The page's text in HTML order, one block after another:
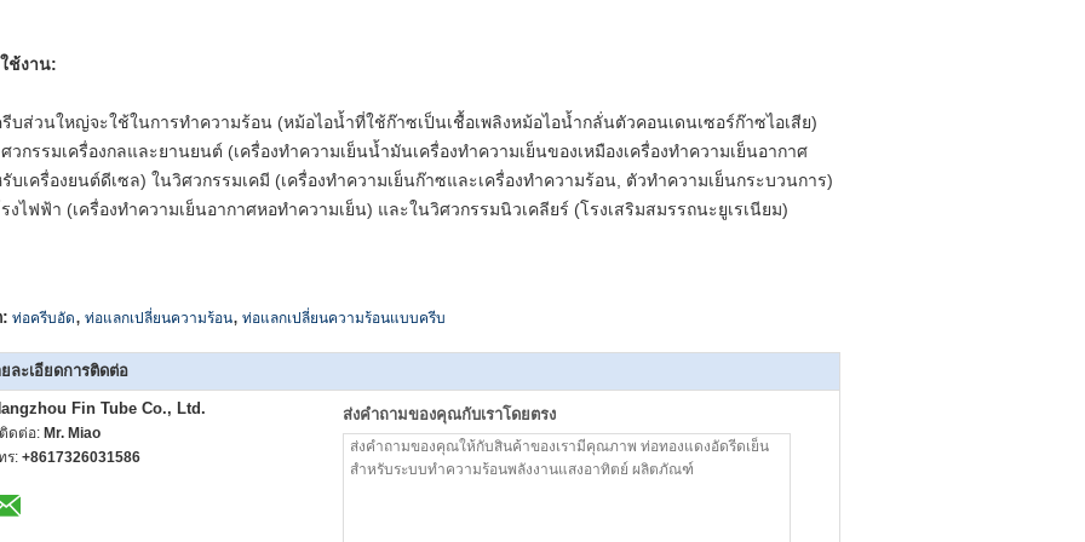
ช้งาน:
บส่วนใหญ่จะใช้ในการทำความร้อน (หม้อไอน้ำที่ใช้ก๊าซเป็นเชื้อเพลิงหม้อไอน้ำกลั่นตัวคอนเดนเซอร์ก๊าซไอเสีย)
วกรรมเครื่องกลและยานยนต์ (เครื่องทำความเย็นน้ำมันเครื่องทำความเย็นของเหมืองเครื่องทำความเย็นอากาศ
บเครื่องยนต์ดีเซล) ในวิศวกรรมเคมี (เครื่องทำความเย็นก๊าซและเครื่องทำความร้อน, ตัวทำความเย็นกระบวนการ)
งไฟฟ้า (เครื่องทำความเย็นอากาศหอทำความเย็น) และในวิศวกรรมนิวเคลียร์ (โรงเสริมสมรรถนะยูเรเนียม)
ท่อครีบอัด, ท่อแลกเปลี่ยนความร้อน, ท่อแลกเปลี่ยนความร้อนแบบครีบ
ละเอียดการติดต่อ
Fin Tube Co., Ltd.
ดต่อ: Mr. Miao
ร: +8617326031586
ส่งคำถามของคุณกับเราโดยตรง